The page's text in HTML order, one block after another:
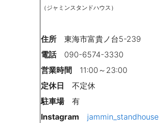
（ジャミンスタンドハウス）
住所 東海市富貴ノ台5-239
電話090-6574-3330
営業時間 11:00～23:00
定休日 不定休
駐車場有
Instagram
jammin_standhouse